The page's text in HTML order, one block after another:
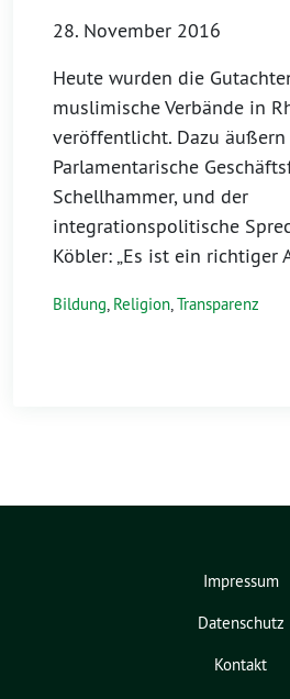
28. November 2016
Heute wurden die
muslimische Verbände in
veröffentlicht. Dazu
Parlamentarische
Schellhammer, und der
integrationspolitische
Köbler: „Es ist ein richtiger
Bildung, Religion,Transparenz
Impressum
Datenschutz
Kontakt